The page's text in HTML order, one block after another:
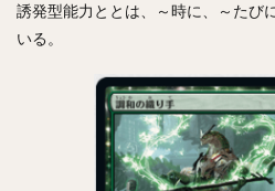
誘発型能力ととは、～時に、～たび
いる。